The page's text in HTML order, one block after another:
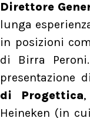
Direttore
lunga
in posizioni
di Birra
presentazione
di Progettica
Heineken (in